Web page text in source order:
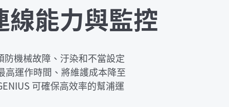
線能力與監控
機械故障、汙染和不當設定
高運作時間、將維護成本降至
可確保高效率的幫浦運